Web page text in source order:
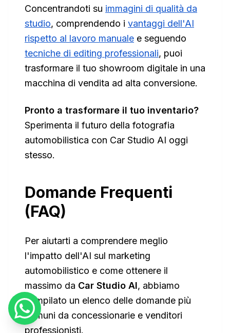
Concentrandoti su immagini di qualità da
studio, comprendendo i vantaggi dell'AI
rispetto al lavoro manuale e seguendo
tecniche di editing professionali, puoi
trasformare il tuo showroom digitale in una
macchina di vendita ad alta conversione.
Pronto a trasformare il tuo inventario?
Sperimenta il futuro della fotografia
automobilistica con Car Studio AI oggi
stesso.
Domande Frequenti
(FAQ)
Per aiutarti a comprendere meglio
l'impatto dell'AI sul marketing
automobilistico e come ottenere il
massimo da Car Studio AI, abbiamo
compilato un elenco delle domande più
comuni da concessionarie e venditori
professionisti.